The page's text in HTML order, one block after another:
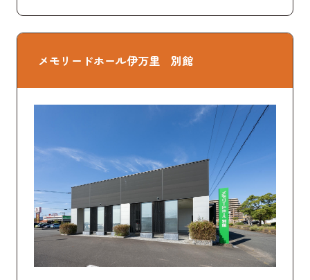
メモリードホール伊万里 別館